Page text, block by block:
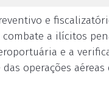
e
a ilícitos
e a
operações